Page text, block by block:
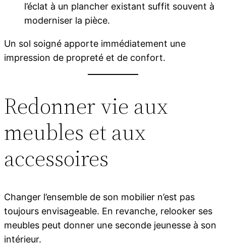
l’éclat à un plancher existant suffit souvent à
moderniser la pièce.
Un sol soigné apporte immédiatement une
impression de propreté et de confort.
Redonner vie aux
meubles et aux
accessoires
Changer l’ensemble de son mobilier n’est pas
toujours envisageable. En revanche, relooker ses
meubles peut donner une seconde jeunesse à son
intérieur.